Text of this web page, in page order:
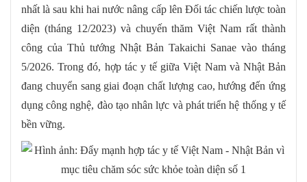
nhất là sau khi hai nước nâng cấp lên Đối tác chiến lược toàn
diện (tháng 12/2023) và chuyến thăm Việt Nam rất thành
công của Thủ tướng Nhật Bản Takaichi Sanae vào tháng
5/2026. Trong đó, hợp tác y tế giữa Việt Nam và Nhật Bản
đang chuyển sang giai đoạn chất lượng cao, hướng đến ứng
dụng công nghệ, đào tạo nhân lực và phát triển hệ thống y tế
bền vững.